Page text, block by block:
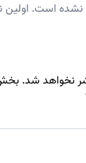
است. اولین
نخواهد شد.